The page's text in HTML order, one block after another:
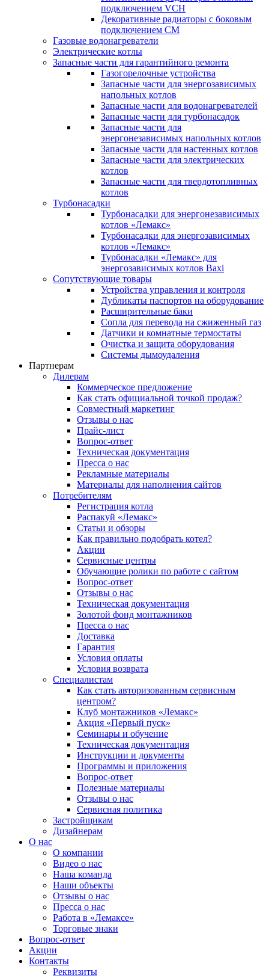
подключением VCH
Декоративные радиаторы с боковым
подключением CM
Газовые водонагреватели
Электрические котлы
Запасные части для гарантийного ремонта
Газогорелочные устройства
Запасные части для энергозависимых
напольных котлов
Запасные части для водонагревателей
Запасные части для турбонасадок
Запасные части для
энергонезависимых напольных котлов
Запасные части для настенных котлов
Запасные части для электрических
котлов
Запасные части для твердотопливных
котлов
Турбонасадки
Турбонасадки для энергонезависимых
котлов «Лемакс»
Турбонасадки для энергозависимых
котлов «Лемакс»
Турбонасадки «Лемакс» для
энергозависимых котлов Baxi
Сопутствующие товары
Устройства управления и контроля
Дубликаты паспортов на оборудование
Расширительные баки
Сопла для перевода на сжиженный газ
Датчики и комнатные термостаты
Очистка и защита оборудования
Системы дымоудаления
Партнерам
Дилерам
Коммерческое предложение
Как стать официальной точкой продаж?
Совместный маркетинг
Отзывы о нас
Прайс-лист
Вопрос-ответ
Техническая документация
Пресса о нас
Рекламные материалы
Материалы для наполнения сайтов
Потребителям
Регистрация котла
Распакуй «Лемакс»
Статьи и обзоры
Как правильно подобрать котел?
Акции
Сервисные центры
Обучающие ролики по работе с сайтом
Вопрос-ответ
Отзывы о нас
Техническая документация
Золотой фонд монтажников
Пресса о нас
Доставка
Гарантия
Условия оплаты
Условия возврата
Специалистам
Как стать авторизованным сервисным
центром?
Клуб монтажников «Лемакс»
Акция «Первый пуск»
Семинары и обучение
Техническая документация
Инструкции и документы
Программы и приложения
Вопрос-ответ
Полезные материалы
Отзывы о нас
Сервисная политика
Застройщикам
Дизайнерам
О нас
О компании
Видео о нас
Наша команда
Наши объекты
Отзывы о нас
Пресса о нас
Работа в «Лемаксе»
Торговые знаки
Вопрос-ответ
Акции
Контакты
Реквизиты